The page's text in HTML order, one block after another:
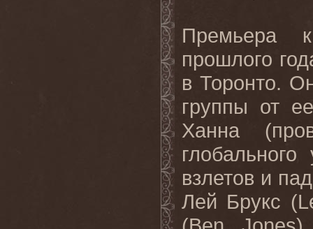
Премьера
прошлого
в Торонто.
группы от
Ханна
взлетов и
Лей Брукс (